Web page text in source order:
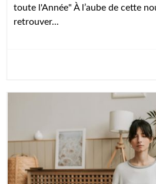
toute l'Année" À l’aube de cette
retrouver...